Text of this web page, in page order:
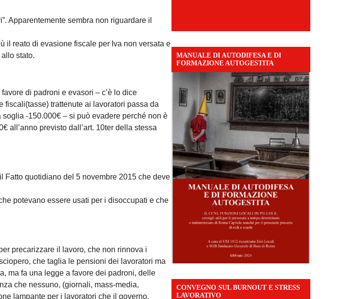
Apparentemente sembra non riguardare il
il reato di evasione fiscale per Iva non versata e
stato.
di padroni e evasori – c’è lo dice
fiscali(tasse) trattenute ai lavoratori passa da
-150.000€ – si può evadere perché non è
all’anno previsto dall’art. 10ter della stessa
Fatto quotidiano del 5 novembre 2015 che deve
potevano essere usati per i disoccupati e che
precarizzare il lavoro, che non rinnova i
che taglia le pensioni dei lavoratori ma
ma fa una legge a favore dei padroni, delle
che nessuno, (giornali, mass-media,
lampante per i lavoratori che il governo,
MANUALE DI AUTODIFESA E DI
FORMAZIONE AUTOGESTITA
CONVEGNO SUL BURNOUT E STRESS
LAVORATIVO